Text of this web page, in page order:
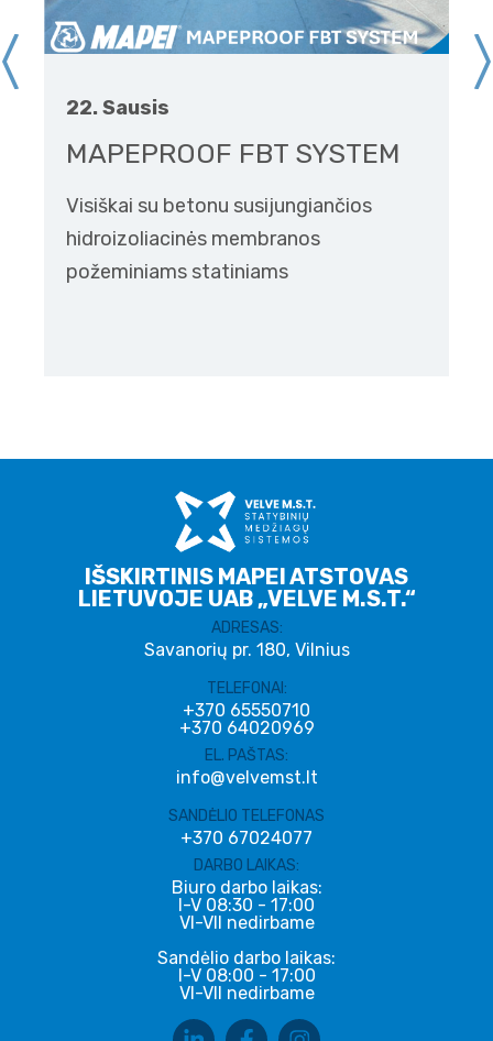
22. Sausis
MAPEPROOF FBT SYSTEM
Visiškai su betonu susijungiančios
hidroizoliacinės membranos
požeminiams statiniams
IŠSKIRTINIS MAPEI ATSTOVAS
LIETUVOJE UAB „VELVE M.S.T.“
ADRESAS:
Savanorių pr. 180, Vilnius
TELEFONAI:
+370 65550710
+370 64020969
EL. PAŠTAS:
info@velvemst.lt
SANDĖLIO TELEFONAS
+370 67024077
DARBO LAIKAS:
Biuro darbo laikas:
I-V 08:30 - 17:00
VI-VII nedirbame
Sandėlio darbo laikas:
I-V 08:00 - 17:00
VI-VII nedirbame